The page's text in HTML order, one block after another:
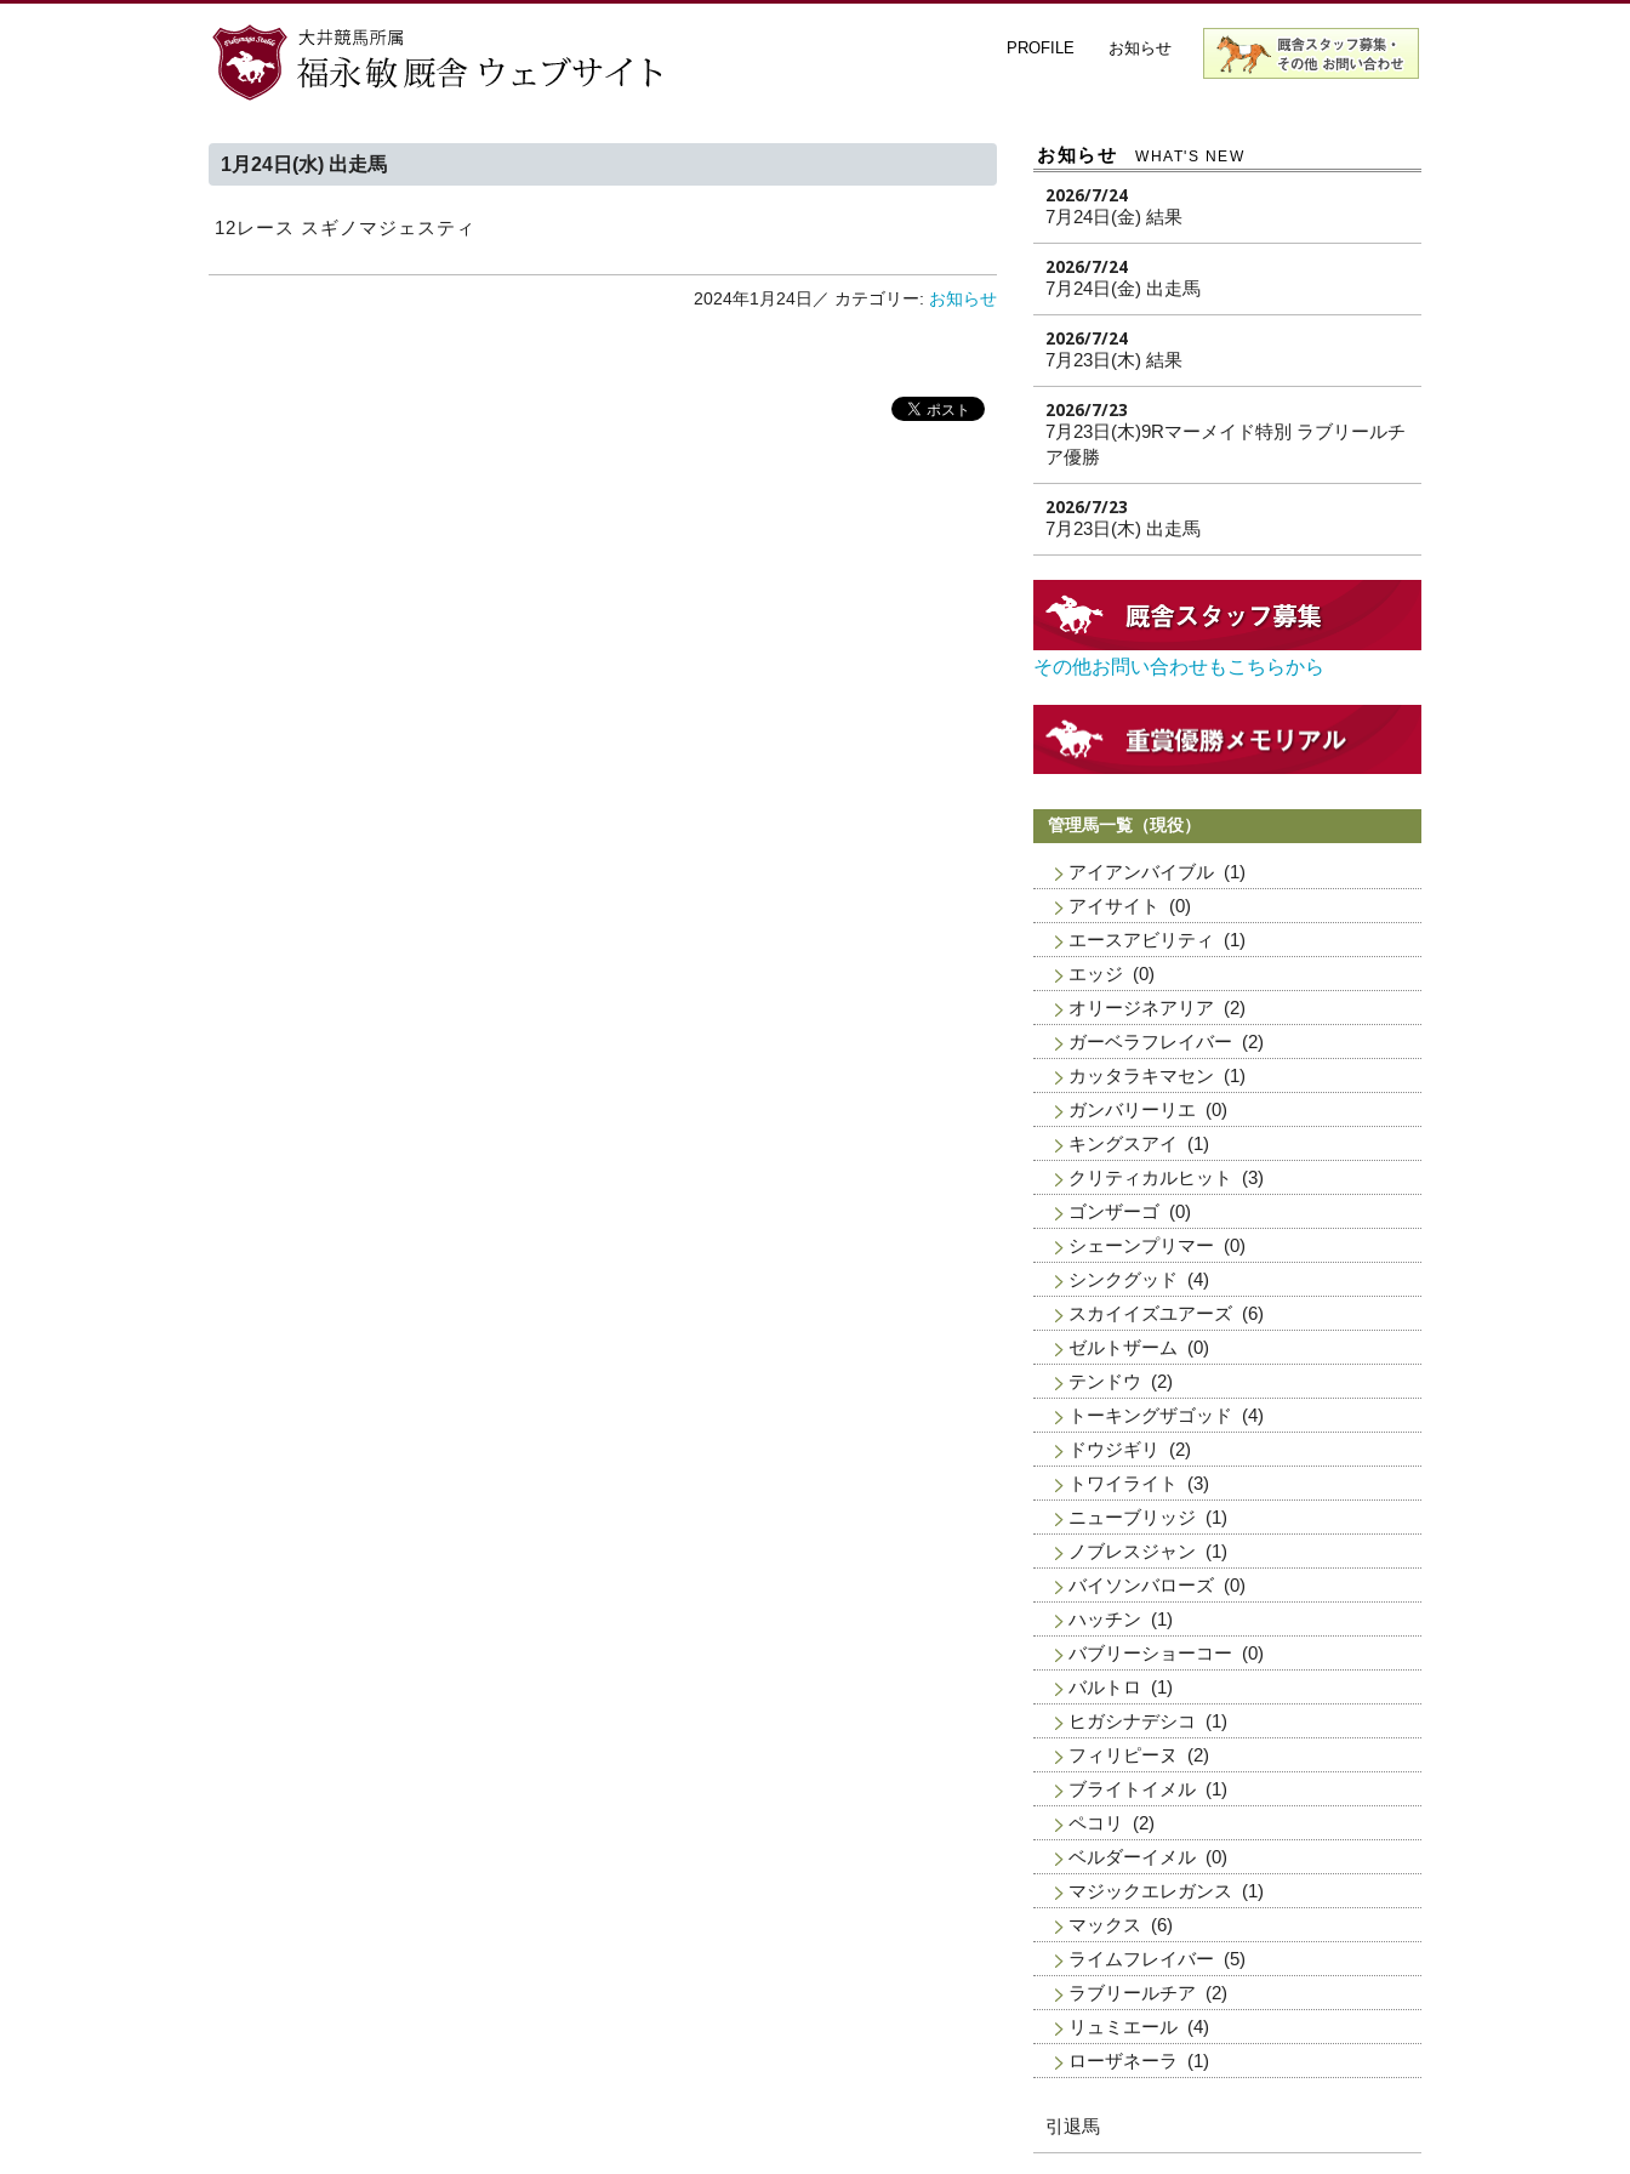
PROFILE お知らせ
1月24日(水) 出走馬
12レース スギノマジェスティ
2024年1月24日／ カテゴリー: お知らせ
お知らせ WHAT'S NEW
2026/7/24
7月24日(金) 結果
2026/7/24
7月24日(金) 出走馬
2026/7/24
7月23日(木) 結果
2026/7/23
7月23日(木)9Rマーメイド特別 ラブリールチ
ア優勝
2026/7/23
7月23日(木) 出走馬
その他お問い合わせもこちらから
管理馬一覧（現役）
アイアンバイブル (1)
アイサイト
(0)
エースアビリティ
(1)
エッジ (0)
オリージネアリア (2)
ガーベラフレイバー (2)
カッタラキマセン (1)
ガンバリーリエ (0)
キングスアイ
(1)
クリティカルヒット
(3)
ゴンザーゴ (0)
シェーンプリマー (0)
シンクグッド
(4)
スカイイズユアーズ (6)
ゼルトザーム
(0)
テンドウ
(2)
トーキングザゴッド
(4)
ドウジギリ
(2)
トワイライト
(3)
ニューブリッジ (1)
ノブレスジャン (1)
バイソンバローズ (0)
ハッチン (1)
バブリーショーコー (0)
バルトロ
(1)
ヒガシナデシコ
(1)
フィリピーヌ
(2)
ブライトイメル (1)
ペコリ
(2)
ベルダーイメル (0)
マジックエレガンス
(1)
マックス
(6)
ライムフレイバー (5)
ラブリールチア (2)
リュミエール (4)
ローザネーラ
(1)
引退馬